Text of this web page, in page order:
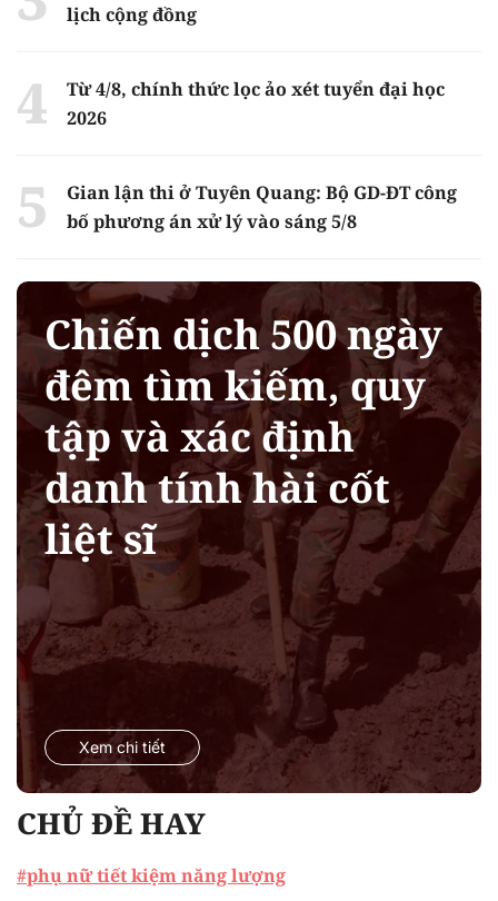
lịch cộng đồng
Từ 4/8, chính thức lọc ảo xét tuyển đại học
2026
Gian lận thi ở Tuyên Quang: Bộ GD-ĐT công
bố phương án xử lý vào sáng 5/8
Chiến dịch 500 ngày
đêm tìm kiếm, quy
tập và xác định
danh tính hài cốt
liệt sĩ
Xem chi tiết
CHỦ ĐỀ HAY
#phụ nữ tiết kiệm năng lượng